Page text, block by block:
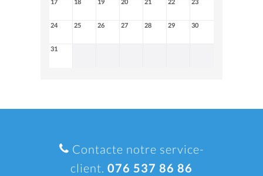
17 18 19 20 21 22 23
24 25 26 27 28 29 30
31
Contacte notre service-
client. 076 537 86 86